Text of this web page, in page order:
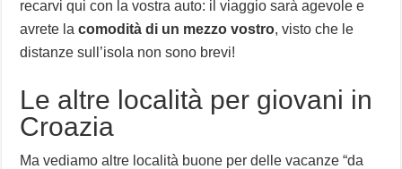
recarvi qui con la vostra auto: il viaggio sarà agevole e
avrete lacomodità di un mezzo vostro, visto che le
distanze sull’isola non sono brevi!
Le altre località per giovani in
Croazia
Ma vediamo altre località buone per delle vacanze “da